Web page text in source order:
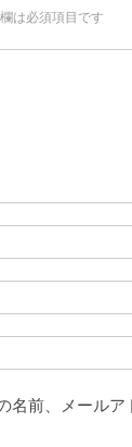
は必須項目です
前、メールア